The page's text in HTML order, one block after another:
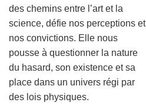
des chemins entre l’art et la
science, défie nos perceptions et
nos convictions. Elle nous
pousse à questionner la nature
du hasard, son existence et sa
place dans un univers régi par
des lois physiques.